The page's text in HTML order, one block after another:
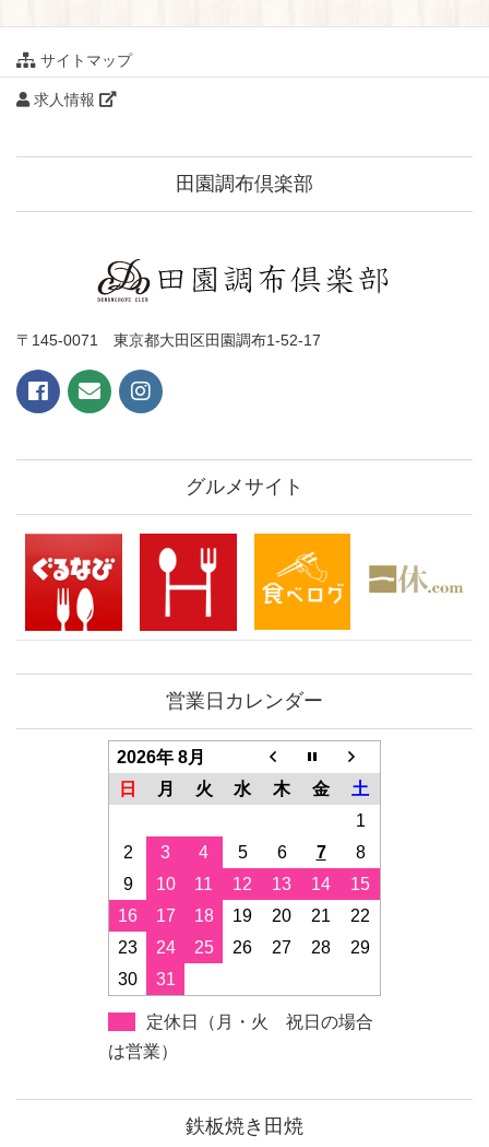
サイトマップ
求人情報
田園調布倶楽部
〒145-0071 東京都大田区田園調布1-52-17
グルメサイト
営業日カレンダー
2026年 8月
日
月 火 水 木 金
土
1
2
3 4 5 6 7
8
9
10 11 12 13 14
15
16
17 18 19 20 21
22
23
24 25 26 27 28
29
30
31
定休日（月・火 祝日の場合
は営業）
鉄板焼き田焼